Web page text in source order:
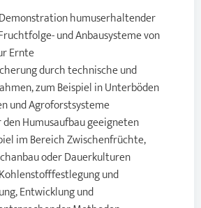
humuserhaltender
und Anbausysteme von
Ernte
durch technische und
zum Beispiel in Unterböden
und Agroforstsysteme
Humusaufbau geeigneten
im Bereich Zwischenfrüchte,
oder Dauerkulturen
und
Entwicklung und